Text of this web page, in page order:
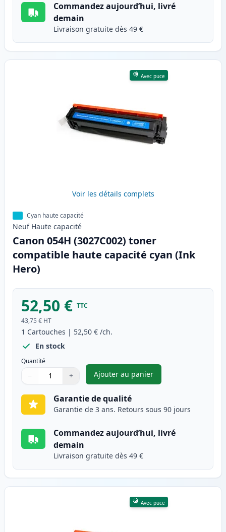
Commandez aujourd’hui, livré
demain
Livraison gratuite dès 49 €
Avec puce
Voir les détails complets
Cyan haute capacité
Neuf Haute capacité
Canon 054H (3027C002) toner
compatible haute capacité cyan (Ink
Hero)
52,50 € TTC
43,75 € HT
1 Cartouches | 52,50 € /ch.
En stock
Quantité
Quantité
Utilisez les boutons pour ajuster
− +
Quantité
Ajouter au panier
,Canon 054H (3027C002)
Garantie de qualité
Garantie de 3 ans. Retours sous 90 jours
Commandez aujourd’hui, livré
demain
Livraison gratuite dès 49 €
Avec puce